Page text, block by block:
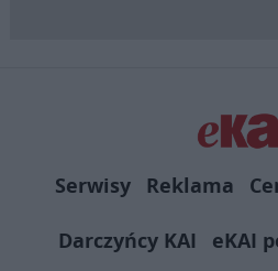
Serwisy Reklama
Darczyńcy KAI
eKAI